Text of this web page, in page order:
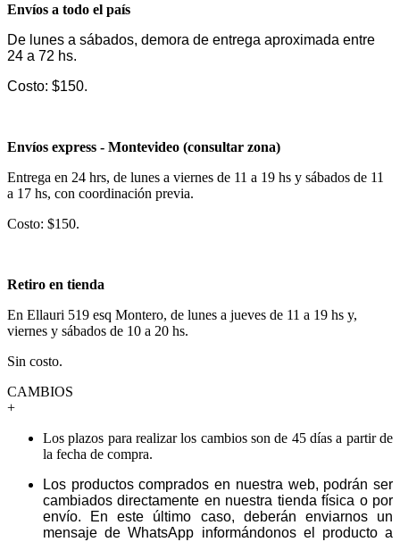
Envíos a todo el país
De lunes a sábados, demora de entrega aproximada entre
24 a 72 hs.
Costo: $150.
Envíos express - Montevideo (consultar zona)
Entrega en 24 hrs, de lunes a viernes de 11 a 19 hs y sábados de 11
a 17 hs, con coordinación previa.
Costo: $150.
Retiro en tienda
En Ellauri 519 esq Montero, de lunes a jueves de 11 a 19 hs y,
viernes y sábados de 10 a 20 hs.
Sin costo.
CAMBIOS
+
Los plazos para realizar los cambios son de 45 días a partir de
la fecha de compra.
Los productos comprados en nuestra web, podrán ser
cambiados directamente en nuestra tienda física o por
envío. En este último caso, deberán enviarnos un
mensaje de WhatsApp informándonos el producto a